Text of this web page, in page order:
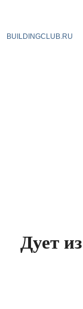
BUILDINGCLUB.RU
Дует